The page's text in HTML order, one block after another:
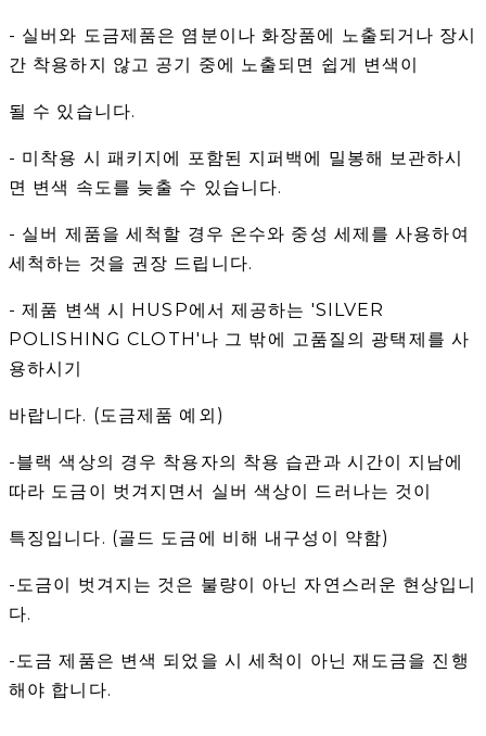
- 실버와 도금제품은 염분이나 화장품에 노출되거나 장시
간 착용하지 않고 공기 중에 노출되면 쉽게 변색이
될 수 있습니다.
- 미착용 시 패키지에 포함된 지퍼백에 밀봉해 보관하시
면 변색 속도를 늦출 수 있습니다.
- 실버 제품을 세척할 경우 온수와 중성 세제를 사용하여
세척하는 것을 권장 드립니다.
- 제품 변색 시 HUSP에서 제공하는 'SILVER
POLISHING CLOTH'나 그 밖에 고품질의 광택제를 사
용하시기
바랍니다. (도금제품 예외)
-블랙 색상의 경우 착용자의 착용 습관과 시간이 지남에
따라 도금이 벗겨지면서 실버 색상이 드러나는 것이
특징입니다. (골드 도금에 비해 내구성이 약함)
-도금이 벗겨지는 것은 불량이 아닌 자연스러운 현상입니
다.
-도금 제품은 변색 되었을 시 세척이 아닌 재도금을 진행
해야 합니다.